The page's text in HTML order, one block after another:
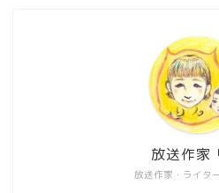
放送作家・ライタ
放送作家